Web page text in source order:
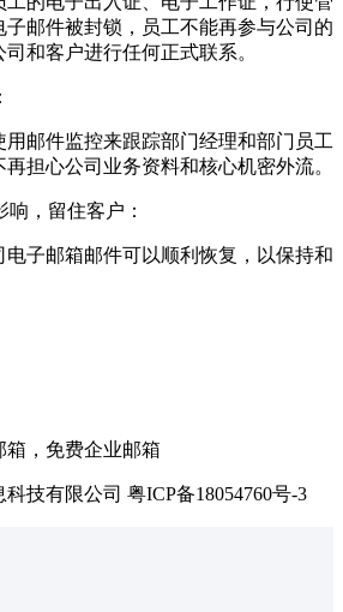
邮件被封锁，员工不能再参与公司的
和客户进行任何正式联系。
邮件监控来跟踪部门经理和部门员工
担心公司业务资料和核心机密外流。
，留住客户：
电子邮箱邮件可以顺利恢复，以保持和
，免费企业邮箱
技有限公司 粤ICP备18054760号-3